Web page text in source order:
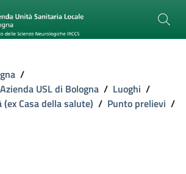
/
USL di Bologna / Luoghi /
Casa della salute) / Punto prelievi /